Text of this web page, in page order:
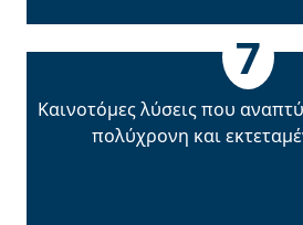
7
Καινοτόµες λύσεις που
πολύχρονη και